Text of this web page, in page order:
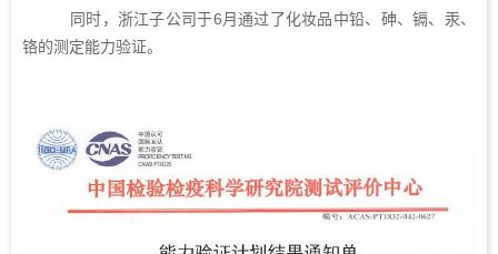
同时，浙江子公司于6月通过了化妆品中铅、砷、镉、汞、
铬的测定能力验证。